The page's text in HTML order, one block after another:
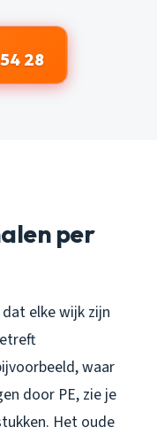
28
per
elke wijk zijn
waar
door PE, zie je
Het oude